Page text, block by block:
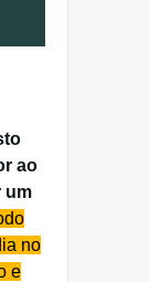
ao
um
no
e